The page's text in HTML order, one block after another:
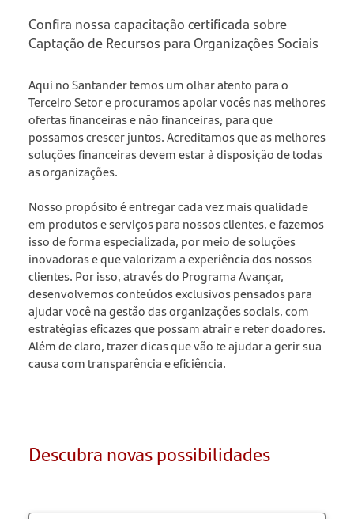
Confira nossa capacitação certificada sobre
Captação de Recursos para Organizações Sociais
Aqui no Santander temos um olhar atento para o
Terceiro Setor e procuramos apoiar vocês nas melhores
ofertas financeiras e não financeiras, para que
possamos crescer juntos. Acreditamos que as melhores
soluções financeiras devem estar à disposição de todas
as organizações.
Nosso propósito é entregar cada vez mais qualidade
em produtos e serviços para nossos clientes, e fazemos
isso de forma especializada, por meio de soluções
inovadoras e que valorizam a experiência dos nossos
clientes. Por isso, através do Programa Avançar,
desenvolvemos conteúdos exclusivos pensados para
ajudar você na gestão das organizações sociais, com
estratégias eficazes que possam atrair e reter doadores.
Além de claro, trazer dicas que vão te ajudar a gerir sua
causa com transparência e eficiência.
Descubra novas possibilidades